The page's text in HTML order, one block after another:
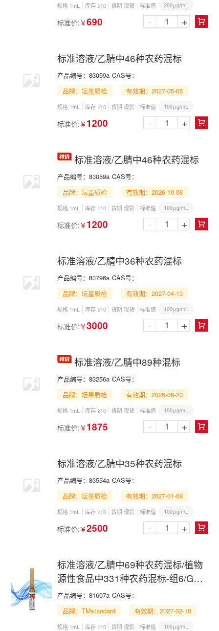
规格 1mL 库存 ≥10 货期 现货 标准值 200μg/mL
标准价: ￥690 
- +
标准溶液/乙腈中46种农药混标
产品编号： 83059a CAS号：
品牌：坛墨质检
有效期：2027-05-05
规格 1mL 库存 ≥10 货期 现货 标准值 100μg/mL
标准价: ￥ 1200 
- +
标准溶液/乙腈中46种农药混标
产品编号： 83059a CAS号：
品牌：坛墨质检
有效期：2026-10-08
规格 1mL 库存 ≥10 货期 现货 标准值 100μg/mL
标准价: ￥ 1200 
- +
标准溶液/乙腈中36种农药混标
产品编号： 83796a CAS号：
品牌：坛墨质检
有效期：2027-04-13
规格 1mL 库存 ≥10 货期 现货 标准值 100μg/mL
标准价: ￥3000 
- +
标准溶液/乙腈中89种混标
产品编号： 83256a CAS号：
品牌：坛墨质检
有效期：2026-08-20
规格 1mL 库存 ≥10 货期 现货 标准值 100μg/mL
标准价: ￥ 1875 
- +
标准溶液/乙腈中35种农药混标
产品编号： 83554a CAS号：
品牌：坛墨质检
有效期：2027-01-08
规格 1mL 库存 ≥10 货期 现货 标准值 100μg/mL
标准价: ￥2500 
- +
标准溶液/乙腈中69种农药混标/植物
源性食品中331种农药混标-组6/GB
23200.121-2021/GB 23200.121-
2026/69 Pesticide Mix in
Acetonitrile
产品编号： 81607a CAS号：
品牌：TMstandard
有效期：2027-02-10
规格 1mL 库存 ≥10 货期 现货 标准值 100μg/mL